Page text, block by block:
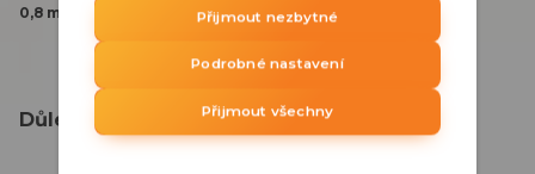
0,8 mm
Provozní teplota se pohybuje mezi -10 °C a +40 °C
Důležité informace:
Přijmout nezbytné
Podrobné nastavení
Přijmout všechny